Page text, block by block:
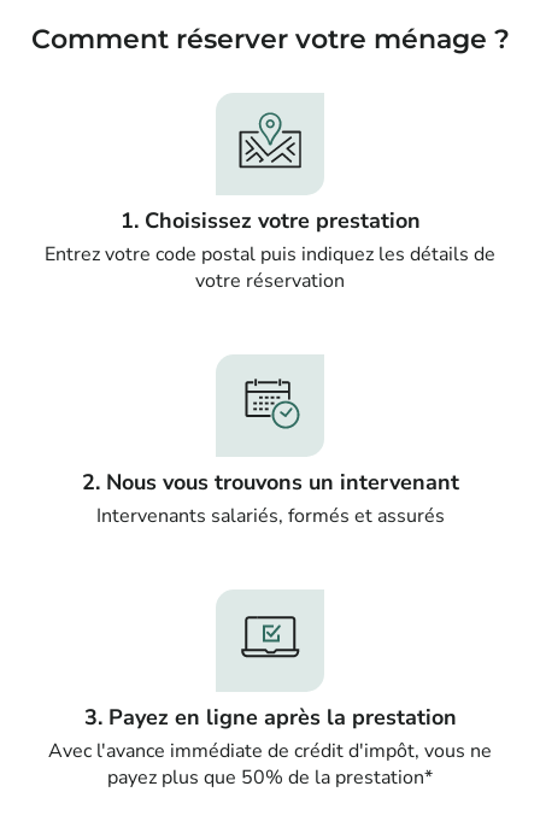
Comment réserver votre ménage ?
1. Choisissez votre prestation
Entrez votre code postal puis indiquez les détails de
votre réservation
2. Nous vous trouvons un intervenant
Intervenants salariés, formés et assurés
3. Payez en ligne après la prestation
Avec l'avance immédiate de crédit d'impôt, vous ne
payez plus que 50% de la prestation*